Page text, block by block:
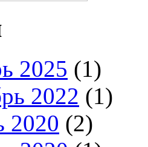
2025 (1)
2022 (1)
2020 (2)